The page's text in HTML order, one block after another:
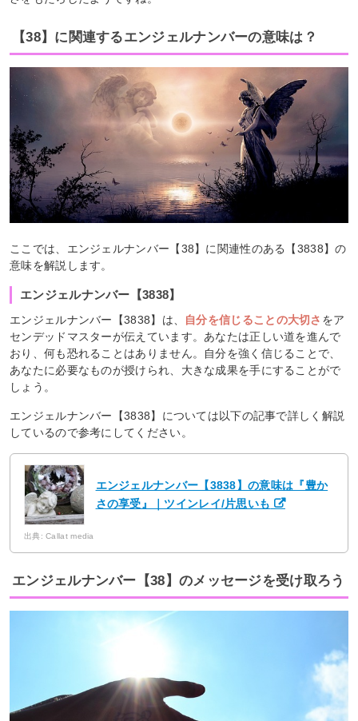
【38】に関連するエンジェルナンバーの意味は？
ここでは、エンジェルナンバー【38】に関連性のある【3838】の
意味を解説します。
エンジェルナンバー【3838】
エンジェルナンバー【3838】は、 自分を信じることの大切さ をア
センデッドマスターが伝えています。あなたは正しい道を進んで
おり、何も恐れることはありません。自分を強く信じることで、
あなたに必要なものが授けられ、大きな成果を手にすることがで
しょう。
エンジェルナンバー【3838】については以下の記事で詳しく解説
しているので参考にしてください。
エンジェルナンバー【3838】の意味は『豊か
さの享受』｜ツインレイ/片思いも
出典: Callat media
エンジェルナンバー【38】のメッセージを受け取ろう